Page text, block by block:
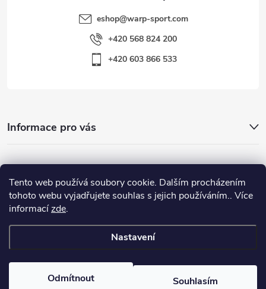
Tento web používá soubory cookie. Dalším procházením
tohoto webu vyjadřujete souhlas s jejich používáním.. Více
informacízde.
Nastavení
Odmítnout Souhlasím
eshop@warp-sport.com
+420 568 824 200
+420 603 866 533
Informace pro vás
Nejhledanější
Důležité odkazy
Warp-Sport.com. Všechna práva vyhrazena.